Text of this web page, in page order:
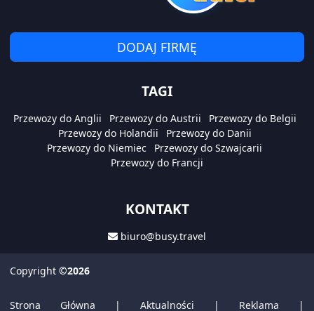
DODAJ FIRMĘ
TAGI
Przewozy do Anglii Przewozy do Austrii
Przewozy do Belgii
Przewozy do Holandii
Przewozy do Danii
Przewozy do Niemiec
Przewozy do Szwajcarii
Przewozy do Francji
KONTAKT
biuro@busy.travel
Copyright ©2026
Strona Główna | Aktualności | Reklama |